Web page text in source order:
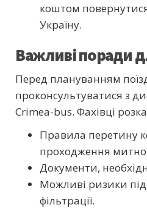
коштом
Україну.
Важливі поради
Перед плануванням
проконсультуватися з
Crimea-bus. Фахівці
Правила перетину
проходження
Документи,
Можливі ризики
фільтрації.